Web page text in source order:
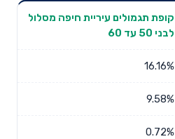
שנתית 3
תשואה
דמי ניהול
קופת תגמולים עיריית חיפה מסלול
לבני 50 עד 60
16.16%
9.58%
0.72%